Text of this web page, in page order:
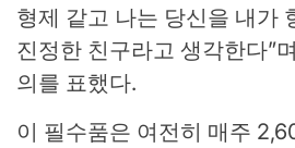
형제 같고 나는 당신을 내가
진정한 친구라고 생각한다”
의를 표했다.
이 필수품은 여전히 ​​매주